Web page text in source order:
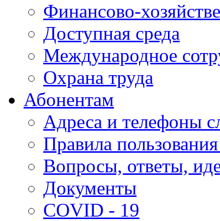
Финансово-
Доступная среда
Международное
Охрана труда
Абонентам
Адреса и телефоны
Правила
Вопросы, ответы,
Документы
COVID - 19